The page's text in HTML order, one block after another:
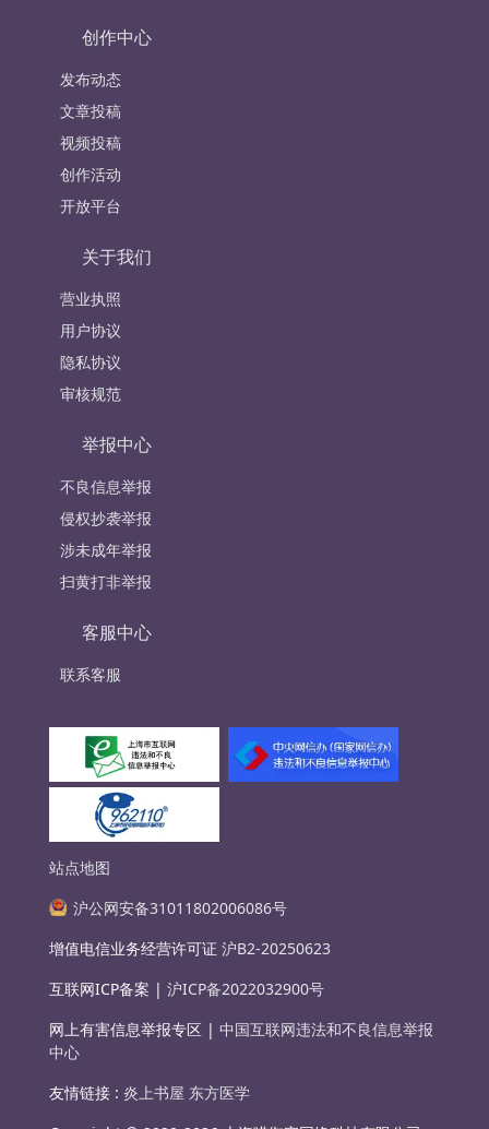
创作中心
发布动态
文章投稿
视频投稿
创作活动
开放平台
关于我们
营业执照
用户协议
隐私协议
审核规范
举报中心
不良信息举报
侵权抄袭举报
涉未成年举报
扫黄打非举报
客服中心
联系客服
站点地图
沪公网安备31011802006086号
增值电信业务经营许可证 沪B2-20250623
互联网ICP备案 | 沪ICP备2022032900号
网上有害信息举报专区 | 中国互联网违法和不良信息举报
中心
友情链接 : 炎上书屋 东方医学